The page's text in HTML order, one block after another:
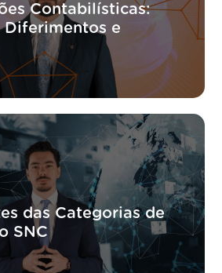
Contabilísticas:
Diferimentos e
das Categorias de
SNC